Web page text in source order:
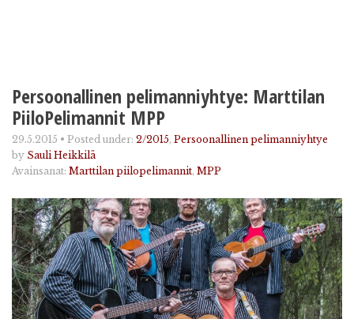
Persoonallinen pelimanniyhtye: Marttilan
PiiloPelimannit MPP
29.5.2015 • Posted under: 2/2015, Persoonallinen pelimanniyhtye
by Sauli Heikkilä
Avainsanat: Marttilan piilopelimannit, MPP